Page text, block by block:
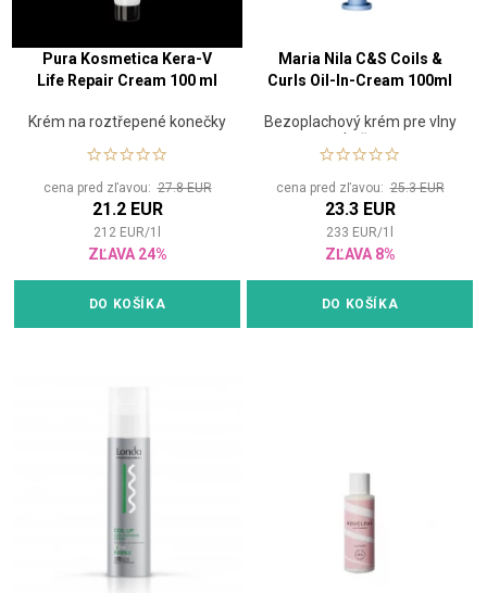
Pura Kosmetica Kera-V
Life Repair Cream 100 ml
Krém na roztřepené konečky
cena pred zľavou:27.8 EUR
21.2 EUR
212 EUR/1
ZĽAVA 24%
DO KOŠÍKA
Maria Nila C&S Coils &
Curls Oil-In-Cream 100ml
Bezoplachový krém pre vlny
a kučery
cena pred zľavou:25.3 EUR
23.3 EUR
233 EUR/1
ZĽAVA 8%
DO KOŠÍKA